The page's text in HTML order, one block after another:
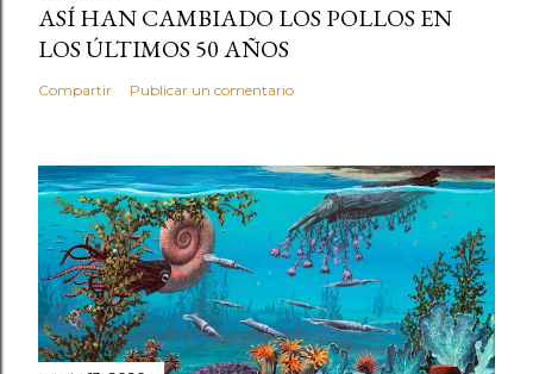
ASÍ HAN CAMBIADO LOS POLLOS EN
LOS ÚLTIMOS 50 AÑOS
Compartir Publicar un comentario